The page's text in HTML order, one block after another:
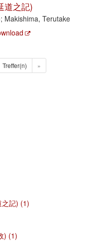
道之記)
Makishima, Terutake
Treffer(n) »
記) (1)
) (1)